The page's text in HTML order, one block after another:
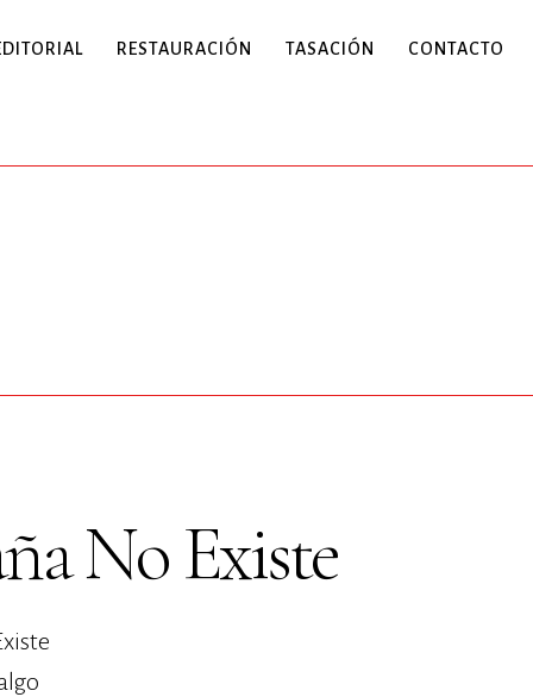
RESTAURACIÓN TASACIÓN CONTACTO
No Existe